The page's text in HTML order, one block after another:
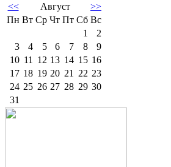
<<
Август
>>
Пн Вт Ср Чт Пт Сб Вс
1
2
3
4 5 6 7 8
9
10 11 12 13 14 15 16
17 18 19 20 21 22 23
24 25 26 27 28 29 30
31